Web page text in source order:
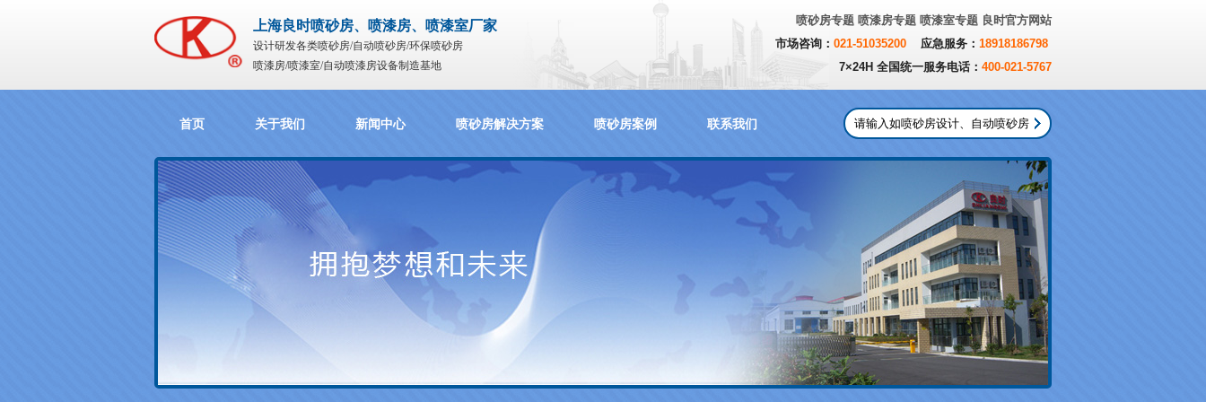
上海良时喷砂房、喷漆房、喷漆室厂家
设计研发各类喷砂房/自动喷砂房/环保喷砂房
喷漆房/喷漆室/自动喷漆房设备制造基地
喷砂房专题 喷漆房专题 喷漆室专题 良时官方网站
市场咨询： 021-51035200 应急服务： 18918186798
7×24H 全国统一服务电话： 400-021-5767
首页 关于我们 新闻中心 喷砂房解决方案 喷砂房案例 联系我们